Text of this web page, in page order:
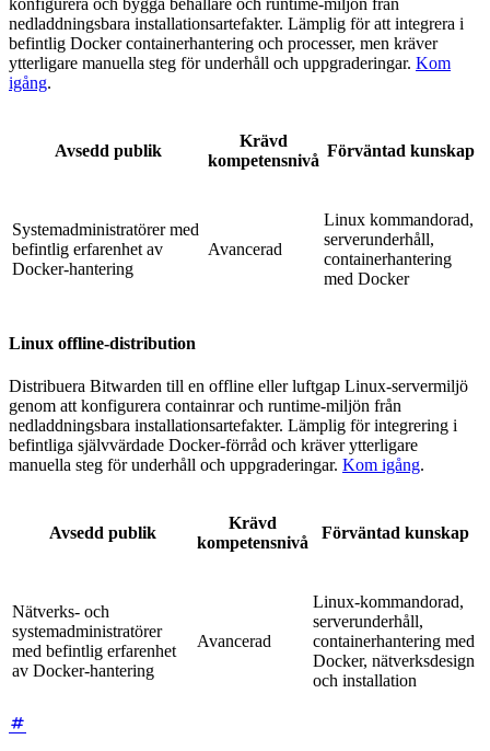
konfigurera och bygga behållare och runtime-miljön från
nedladdningsbara installationsartefakter. Lämplig för att integrera i
befintlig Docker containerhantering och processer, men kräver
ytterligare manuella steg för underhåll och uppgraderingar. Kom
igång.
Avsedd publik
Krävd
kompetensnivå
Förväntad kunskap
Systemadministratörer med
befintlig erfarenhet av
Docker-hantering
Avancerad
Linux kommandorad,
serverunderhåll,
containerhantering
med Docker
Linux offline-distribution
Distribuera Bitwarden till en offline eller luftgap Linux-servermiljö
genom att konfigurera containrar och runtime-miljön från
nedladdningsbara installationsartefakter. Lämplig för integrering i
befintliga självvärdade Docker-förråd och kräver ytterligare
manuella steg för underhåll och uppgraderingar. Kom igång.
Avsedd publik
Krävd
kompetensnivå
Förväntad kunskap
Nätverks- och
systemadministratörer
med befintlig erfarenhet
av Docker-hantering
Avancerad
Linux-kommandorad,
serverunderhåll,
containerhantering med
Docker, nätverksdesign
och installation